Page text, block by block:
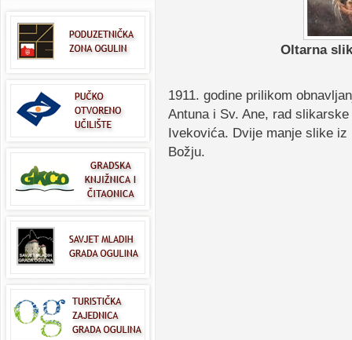
Oltarna
1911. godine prilikom
Antuna i Sv. Ane, rad
Ivekovića. Dvije manje slike
Božju.